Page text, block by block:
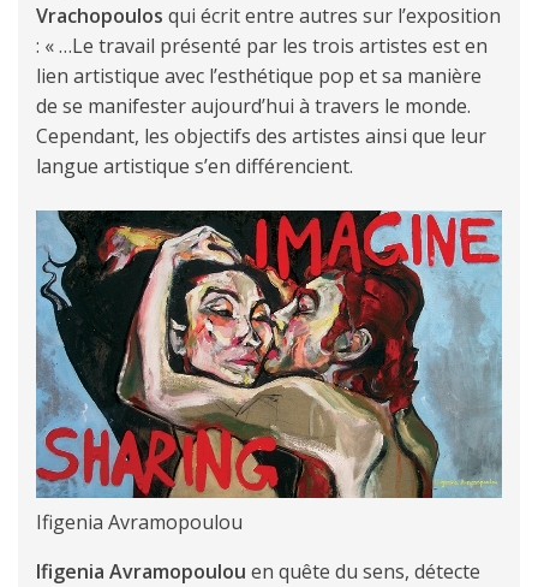
Vrachopoulos qui écrit entre autres sur l’exposition
: « …Le travail présenté par les trois artistes est en
lien artistique avec l’esthétique pop et sa manière
de se manifester aujourd’hui à travers le monde.
Cependant, les objectifs des artistes ainsi que leur
langue artistique s’en différencient.
Ifigenia Avramopoulou
Ifigenia Avramopoulou en quête du sens, détecte